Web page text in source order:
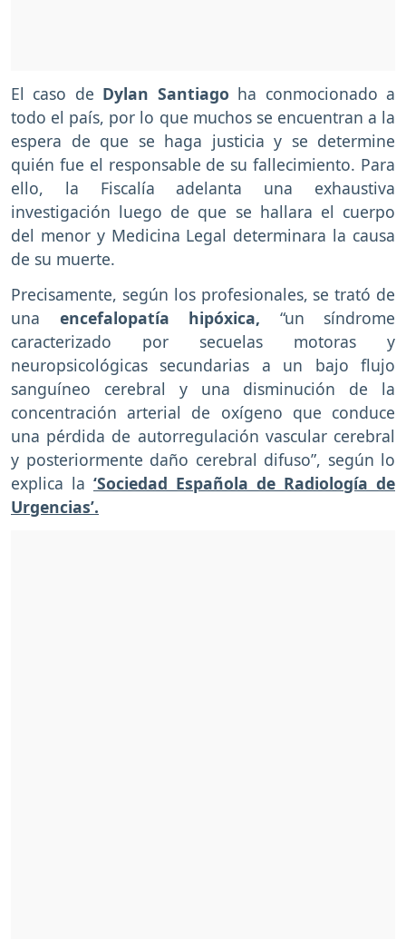
El caso de Dylan Santiago ha conmocionado a
todo el país, por lo que muchos se encuentran a la
espera de que se haga justicia y se determine
quién fue el responsable de su fallecimiento. Para
ello, la Fiscalía adelanta una exhaustiva
investigación luego de que se hallara el cuerpo
del menor y Medicina Legal determinara la causa
de su muerte.
Precisamente, según los profesionales, se trató de
una encefalopatía hipóxica, “un síndrome
caracterizado por secuelas motoras y
neuropsicológicas secundarias a un bajo flujo
sanguíneo cerebral y una disminución de la
concentración arterial de oxígeno que conduce
una pérdida de autorregulación vascular cerebral
y posteriormente daño cerebral difuso”, según lo
explica la ‘Sociedad Española de Radiología de
Urgencias’.